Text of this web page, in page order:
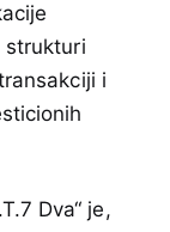
strukturi
i
Dva“ je,